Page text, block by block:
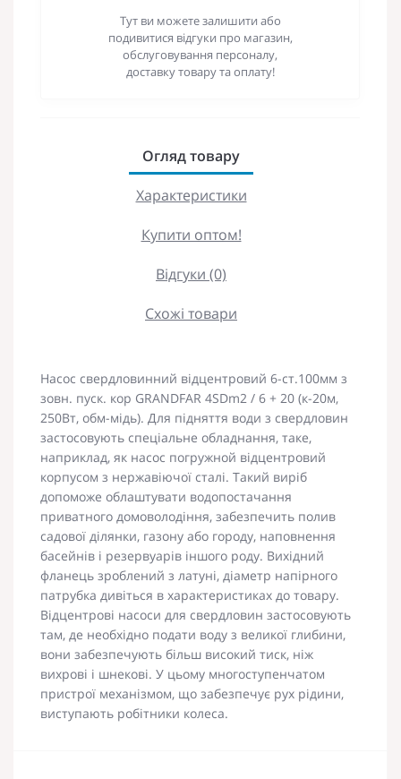
Тут ви можете залишити або
подивитися відгуки про магазин,
обслуговування персоналу,
доставку товару та оплату!
Огляд товару
Характеристики
Купити оптом!
Відгуки (0)
Схожі товари
Насос свердловинний відцентровий 6-ст.100мм з
зовн. пуск. кор GRANDFAR 4SDm2 / 6 + 20 (к-20м,
250Вт, обм-мідь). Для підняття води з свердловин
застосовують спеціальне обладнання, таке,
наприклад, як насос погружной відцентровий
корпусом з нержавіючої сталі. Такий виріб
допоможе облаштувати водопостачання
приватного домоволодіння, забезпечить полив
садової ділянки, газону або городу, наповнення
басейнів і резервуарів іншого роду. Вихідний
фланець зроблений з латуні, діаметр напірного
патрубка дивіться в характеристиках до товару.
Відцентрові насоси для свердловин застосовують
там, де необхідно подати воду з великої глибини,
вони забезпечують більш високий тиск, ніж
вихрові і шнекові. У цьому многоступенчатом
пристрої механізмом, що забезпечує рух рідини,
виступають робітники колеса.